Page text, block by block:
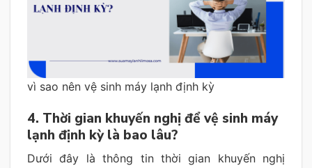
vì sao nên vệ sinh máy lạnh định kỳ
4. Thời gian khuyến nghị để vệ sinh máy
lạnh định kỳ là bao lâu?
Dưới đây là thông tin thời gian khuyến nghị